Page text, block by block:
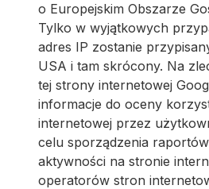
o Europejskim Obszarze
Tylko w wyjątkowych
adres IP zostanie
USA i tam skrócony. Na
tej strony internetowej
informacje do oceny
internetowej przez
celu sporządzenia
aktywności na stronie
operatorów stron